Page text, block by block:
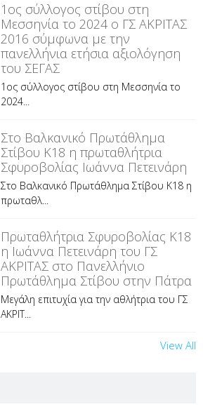
1ος σύλλογος στίβου στη
Μεσσηνία το 2024 ο ΓΣ ΑΚΡΙΤΑΣ
2016 σύμφωνα με την
πανελλήνια ετήσια αξιολόγηση
του ΣΕΓΑΣ
1ος σύλλογος στίβου στη Μεσσηνία το
2024...
Στο Βαλκανικό Πρωτάθλημα
Στίβου Κ18 η πρωταθλήτρια
Σφυροβολίας Ιωάννα Πετεινάρη
Στο Βαλκανικό Πρωτάθλημα Στίβου Κ18 η
πρωταθλ...
Πρωταθλήτρια Σφυροβολίας Κ18
η Ιωάννα Πετεινάρη του ΓΣ
ΑΚΡΙΤΑΣ στο Πανελλήνιο
Πρωτάθλημα Στίβου στην Πάτρα
Μεγάλη επιτυχία για την αθλήτρια του ΓΣ
ΑΚΡΙΤ...
View All